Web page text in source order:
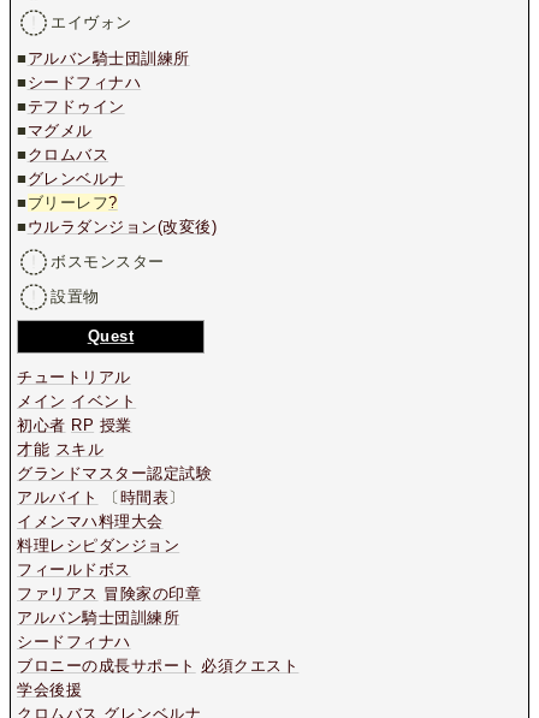
エイヴォン
■ アルバン騎士団訓練所
■ シードフィナハ
■ テフドゥイン
■ マグメル
■ クロムバス
■ グレンベルナ
■ ブリーレフ?
■ ウルラダンジョン(改変後)
ボスモンスター
設置物
Quest
チュートリアル
メイン イベント
初心者 RP 授業
才能 スキル
グランドマスター認定試験
アルバイト
〔時間表〕
イメンマハ料理大会
料理レシピダンジョン
フィールドボス
ファリアス 冒険家の印章
アルバン騎士団訓練所
シードフィナハ
ブロニーの成長サポート 必須クエスト
学会後援
クロムバス グレンベルナ